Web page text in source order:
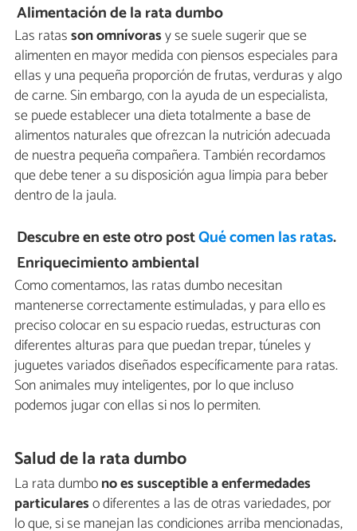
Alimentación de la rata dumbo
Las ratasson omnívorasy se suele sugerir que se
alimenten en mayor medida con piensos especiales para
ellas y una pequeña proporción de frutas, verduras y algo
de carne. Sin embargo, con la ayuda de un especialista,
se puede establecer una dieta totalmente a base de
alimentos naturales que ofrezcan la nutrición adecuada
de nuestra pequeña compañera. También recordamos
que debe tener a su disposición agua limpia para beber
dentro de la jaula.
Descubre en este otro postQué comen las ratas.
Enriquecimiento ambiental
Como comentamos, las ratas dumbo necesitan
mantenerse correctamente estimuladas, y para ello es
preciso colocar en su espacio ruedas, estructuras con
diferentes alturas para que puedan trepar, túneles y
juguetes variados diseñados específicamente para ratas.
Son animales muy inteligentes, por lo que incluso
podemos jugar con ellas si nos lo permiten.
Salud de la rata dumbo
La rata dumbono es susceptible a enfermedades
particulareso diferentes a las de otras variedades, por
lo que, si se manejan las condiciones arriba mencionadas,